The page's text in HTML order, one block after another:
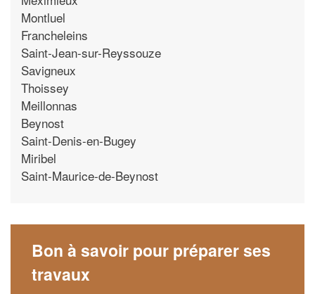
Montluel
Francheleins
Saint-Jean-sur-Reyssouze
Savigneux
Thoissey
Meillonnas
Beynost
Saint-Denis-en-Bugey
Miribel
Saint-Maurice-de-Beynost
Bon à savoir pour préparer ses
travaux